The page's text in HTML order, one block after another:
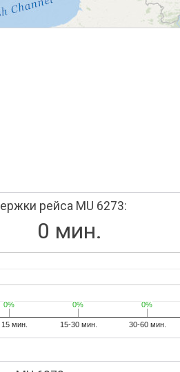
рейса MU 6273:
0 мин.
15 мин. 15-30 мин. 30-60 мин.
0%
0% 0%
0% 0%
0%